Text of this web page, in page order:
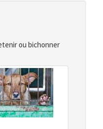
ou bichonner